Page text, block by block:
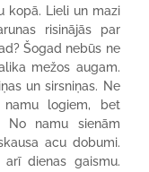
kopā. Lieli un mazi
risinājās par
Šogad nebūs ne
mežos augam.
un sirsniņas. Ne
logiem, bet
No namu sienām
acu dobumi.
dienas gaismu.